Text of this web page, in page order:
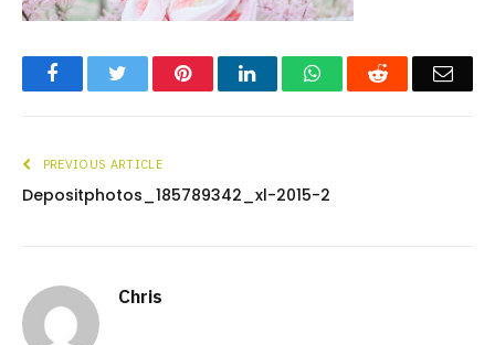
FacebookTwitter PinterestLinkedInWhatsAppReddit
PREVIOUS ARTICLE
Depositphotos_185789342_xl-2015-2
Chris